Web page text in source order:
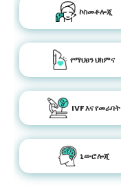
ኮስመቶሎጂ
የማህፀን ህክምና
IVF እና የመራባት
ኒውሮሎጂ